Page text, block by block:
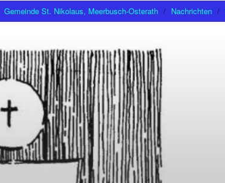
Gemeinde St. Nikolaus, Meerbusch-Osterath Nachrichten